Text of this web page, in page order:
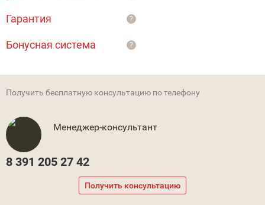
Гарантия ?
Бонусная система ?
Получить бесплатную консультацию по телефону
Менеджер-консультант
8 391 205 27 42
Получить консультацию